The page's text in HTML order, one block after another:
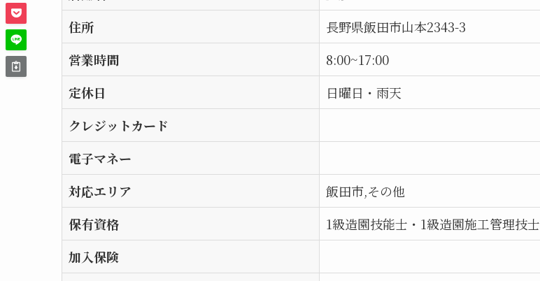
住所
長野県飯田市山本2343-3
営業時間
8:00~17:00
定休日
日曜日・雨天
クレジットカード
電子マネー
対応エリア
飯田市,その他
保有資格
1級造園技能士・1級造園施工管理技士
加入保険